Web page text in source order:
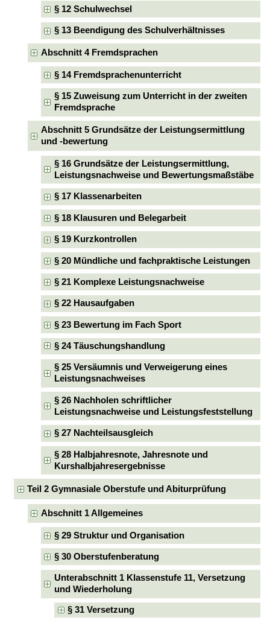
§ 12 Schulwechsel
§ 13 Beendigung des Schulverhältnisses
Abschnitt 4 Fremdsprachen
§ 14 Fremdsprachenunterricht
§ 15 Zuweisung zum Unterricht in der zweiten
Fremdsprache
Abschnitt 5 Grundsätze der Leistungsermittlung
und -bewertung
§ 16 Grundsätze der Leistungsermittlung,
Leistungsnachweise und Bewertungsmaßstäbe
§ 17 Klassenarbeiten
§ 18 Klausuren und Belegarbeit
§ 19 Kurzkontrollen
§ 20 Mündliche und fachpraktische Leistungen
§ 21 Komplexe Leistungsnachweise
§ 22 Hausaufgaben
§ 23 Bewertung im Fach Sport
§ 24 Täuschungshandlung
§ 25 Versäumnis und Verweigerung eines
Leistungsnachweises
§ 26 Nachholen schriftlicher
Leistungsnachweise und Leistungsfeststellung
§ 27 Nachteilsausgleich
§ 28 Halbjahresnote, Jahresnote und
Kurshalbjahresergebnisse
Teil 2 Gymnasiale Oberstufe und Abiturprüfung
Abschnitt 1 Allgemeines
§ 29 Struktur und Organisation
§ 30 Oberstufenberatung
Unterabschnitt 1 Klassenstufe 11, Versetzung
und Wiederholung
§ 31 Versetzung